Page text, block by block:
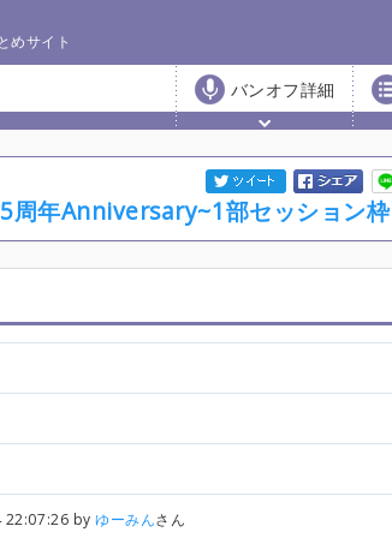
めサイト
バンオフ詳細
周年Anniversary~1部セッション枠
22:07:26 byゆーみんさん